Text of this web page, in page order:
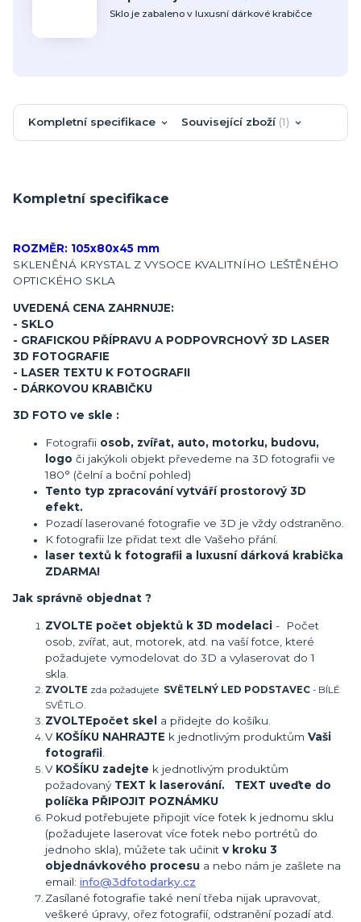
Sklo je zabaleno v luxusní dárkové krabičce
Kompletní specifikace Související zboží 1
Kompletní specifikace
ROZMĚR: 105x80x45 mm
SKLENĚNÁ KRYSTAL Z VYSOCE KVALITNÍHO LEŠTĚNÉHO
OPTICKÉHO SKLA
UVEDENÁ CENA ZAHRNUJE:
- SKLO
- GRAFICKOU PŘÍPRAVU A PODPOVRCHOVÝ 3D LASER
3D FOTOGRAFIE
- LASER TEXTU K FOTOGRAFII
- DÁRKOVOU KRABIČKU
3D FOTO ve skle :
Fotografii osob, zvířat, auto, motorku, budovu,
logo či jakýkoli objekt převedeme na 3D fotografii ve
180° (čelní a boční pohled)
Tento typ zpracování vytváří prostorový 3D
efekt.
Pozadí laserované fotografie ve 3D je vždy odstraněno.
K fotografii lze přidat text dle Vašeho přání.
laser textů k fotografii a luxusní dárková krabička
ZDARMA!
Jak správně objednat ?
ZVOLTE počet objektů k 3D modelaci - Počet
osob, zvířat, aut, motorek, atd. na vaší fotce, které
požadujete vymodelovat do 3D a vylaserovat do 1
skla.
ZVOLTE zda požadujete SVĚTELNÝ LED PODSTAVEC - BÍLÉ
SVĚTLO.
ZVOLTEpočet skel
a přidejte do košíku.
V KOŠÍKU NAHRAJTE k jednotlivým produktům Vaši
fotografii
V KOŠÍKU zadejte k jednotlivým produktům
požadovaný TEXT k laserování. TEXT uveďte do
políčka PŘIPOJIT POZNÁMKU
Pokud potřebujete připojit více fotek k jednomu sklu
(požadujete laserovat více fotek nebo portrétů do
jednoho skla), můžete tak učinit v kroku 3
objednávkového procesu a nebo nám je zašlete na
email: info@3dfotodarky.cz
Zasílané fotografie také není třeba nijak upravovat,
veškeré úpravy, ořez fotografií, odstranění pozadí atd.